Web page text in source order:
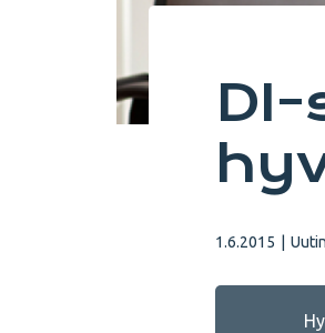
1.6.2015